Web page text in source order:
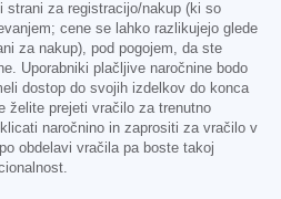
strani za registracijo/nakup (ki so
cene se lahko razlikujejo glede
za nakup), pod pogojem, da ste
Uporabniki plačljive naročnine bodo
dostop do svojih izdelkov do konca
želite prejeti vračilo za trenutno
naročnino in zaprositi za vračilo v
obdelavi vračila pa boste takoj